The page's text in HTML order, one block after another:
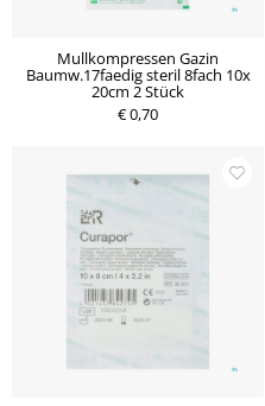
Mullkompressen Gazin
Baumw.17faedig steril 8fach 10x
20cm 2 Stück
€ 0,70